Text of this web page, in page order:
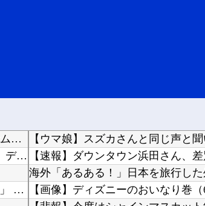
韓国人「知られざる日本だけの半導体技術がこちらです‥」→「サムスンがなければiPhoneが...
「Fate/EXTELLA」初回特典の赤青セイバー「純真のナイトドレス」デザイン＆スクショ...
甥(小学生)と義兄は 「カブトムシとりに行くから明日早起きだな！」 と二人でウキウキしてい...
【ウマ娘】スズカさんと同じ声と